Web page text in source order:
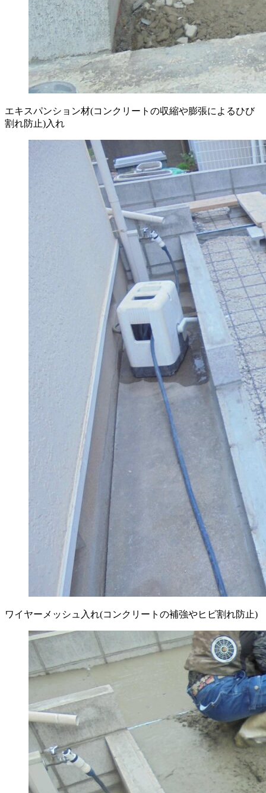
エキスパンション材(コンクリートの収縮や膨張によるひび
割れ防止)入れ
ワイヤーメッシュ入れ(コンクリートの補強やヒビ割れ防止)